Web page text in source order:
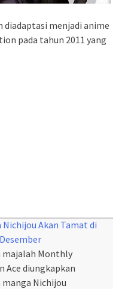
diadaptasi menjadi anime
pada tahun 2011 yang
Nichijou Akan Tamat di
majalah Monthly
Ace diungkapkan
manga Nichijou